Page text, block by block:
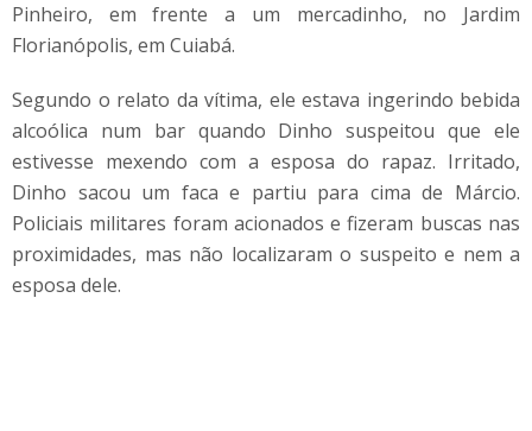
Pinheiro, em frente a um mercadinho, no Jardim
Florianópolis, em Cuiabá.
Segundo o relato da vítima, ele estava ingerindo bebida
alcoólica num bar quando Dinho suspeitou que ele
estivesse mexendo com a esposa do rapaz. Irritado,
Dinho sacou um faca e partiu para cima de Márcio.
Policiais militares foram acionados e fizeram buscas nas
proximidades, mas não localizaram o suspeito e nem a
esposa dele.